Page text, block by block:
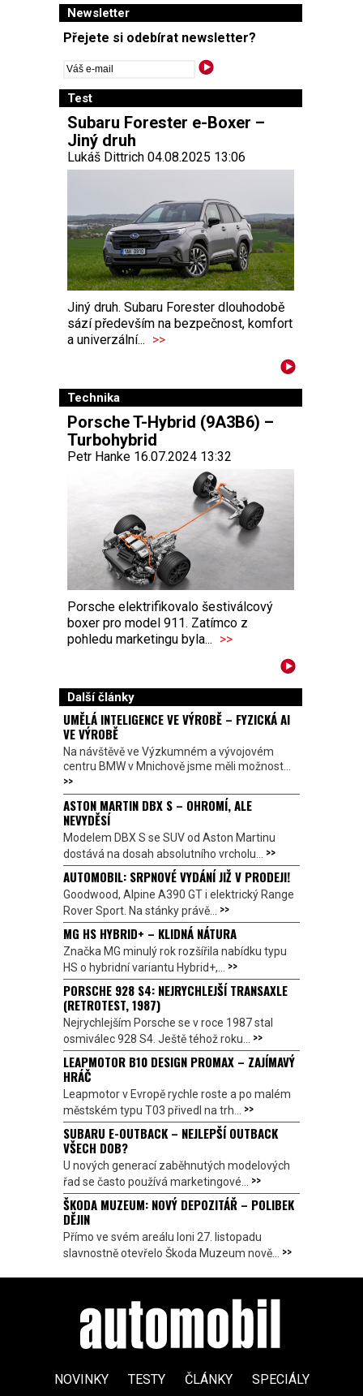
Newsletter
Přejete si odebírat newsletter?
Test
Subaru Forester e-Boxer –
Jiný druh
Lukáš Dittrich 04.08.2025 13:06
Jiný druh. Subaru Forester dlouhodobě
sází především na bezpečnost, komfort
a univerzální... >>
Technika
Porsche T-Hybrid (9A3B6) –
Turbohybrid
Petr Hanke 16.07.2024 13:32
Porsche elektrifikovalo šestiválcový
boxer pro model 911. Zatímco z
pohledu marketingu byla... >>
Další články
UMĚLÁ INTELIGENCE VE VÝROBĚ – FYZICKÁ AI
VE VÝROBĚ
Na návštěvě ve Výzkumném a vývojovém
centru BMW v Mnichově jsme měli možnost...
>>
ASTON MARTIN DBX S – OHROMÍ, ALE
NEVYDĚSÍ
Modelem DBX S se SUV od Aston Martinu
dostává na dosah absolutního vrcholu... >>
AUTOMOBIL: SRPNOVÉ VYDÁNÍ JIŽ V PRODEJI!
Goodwood, Alpine A390 GT i elektrický Range
Rover Sport. Na stánky právě... >>
MG HS HYBRID+ – KLIDNÁ NÁTURA
Značka MG minulý rok rozšířila nabídku typu
HS o hybridní variantu Hybrid+,... >>
PORSCHE 928 S4: NEJRYCHLEJŠÍ TRANSAXLE
(RETROTEST, 1987)
Nejrychlejším Porsche se v roce 1987 stal
osmiválec 928 S4. Ještě téhož roku... >>
LEAPMOTOR B10 DESIGN PROMAX – ZAJÍMAVÝ
HRÁČ
Leapmotor v Evropě rychle roste a po malém
městském typu T03 přivedl na trh... >>
SUBARU E-OUTBACK – NEJLEPŠÍ OUTBACK
VŠECH DOB?
U nových generací zaběhnutých modelových
řad se často používá marketingové... >>
ŠKODA MUZEUM: NOVÝ DEPOZITÁŘ – POLIBEK
DĚJIN
Přímo ve svém areálu loni 27. listopadu
slavnostně otevřelo Škoda Muzeum nově... >>
NOVINKY TESTY ČLÁNKY SPECIÁLY